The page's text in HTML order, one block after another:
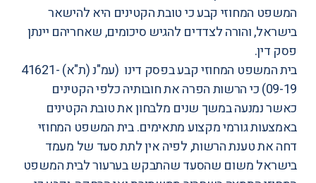
המשפט המחוזי קבע כי טובת הקטינים היא להישאר
בישראל, והורה לצדדים להגיש סיכומים, שאחריהם יינתן
פסק דין.
בית המשפט המחוזיקבע בפסק דינו
(עמ"נ (ת"א) 41621-
09-19‏) כי הרשות הפרה את חובותיה כלפי הקטינים
כאשר נמנעה במשך שנים מלבחון את טובת הקטינים
באמצעות גורמי מקצוע מתאימים. בית המשפט המחוזי
דחה את טענת הרשות, לפיה אין לתת סעד של מעמד
בישראל משום שהסעד שהתבקש בערעור לבית המשפט